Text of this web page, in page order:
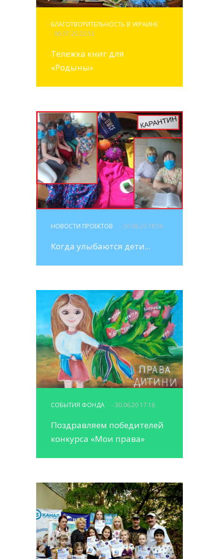
БЛАГОТВОРИТЕЛЬНОСТЬ В УКРАИНЕ
- 06.07.20 22:53
Тележка книг для
«Родыны»
НОВОСТИ ПРОЕКТОВ - 30.06.20 18:56
Когда улыбаются дети...
СОБЫТИЯ ФОНДА - 30.06.20 17:16
Поздравляем победителей
конкурса «Мои права»